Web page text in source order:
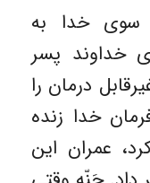
سوی خدا به
خداوند پسر
درمان را
خدا زنده
عمران این